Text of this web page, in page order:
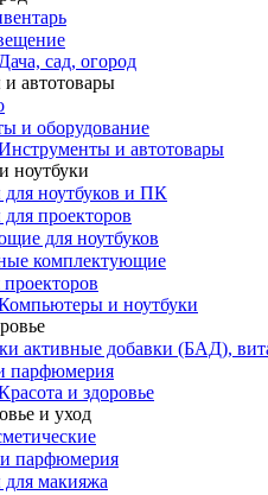
сад, огород
автотовары
и оборудование
и автотовары
ноутбуки
для ноутбуков и ПК
проекторов
для ноутбуков
комплектующие
и ноутбуки
активные добавки (БАД),
парфюмерия
и здоровье
и уход
парфюмерия
для макияжа